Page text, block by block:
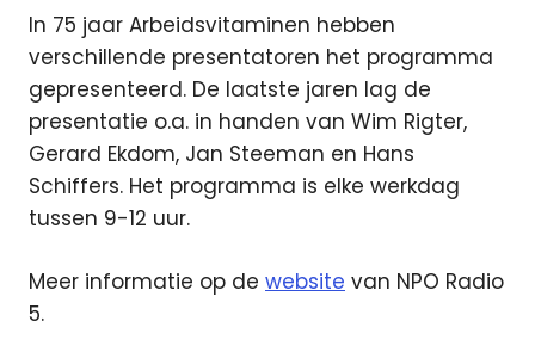
In 75 jaar Arbeidsvitaminen hebben
verschillende presentatoren het programma
gepresenteerd. De laatste jaren lag de
presentatie o.a. in handen van Wim Rigter,
Gerard Ekdom, Jan Steeman en Hans
Schiffers. Het programma is elke werkdag
tussen 9-12 uur.
Meer informatie op de website van NPO Radio
5.